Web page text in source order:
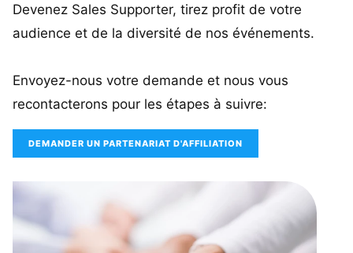
Devenez Sales Supporter, tirez profit de votre
audience et de la diversité de nos événements.
Envoyez-nous votre demande et nous vous
recontacterons pour les étapes à suivre:
DEMANDER UN PARTENARIAT D'AFFILIATION